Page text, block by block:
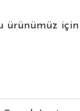
ürünümüz